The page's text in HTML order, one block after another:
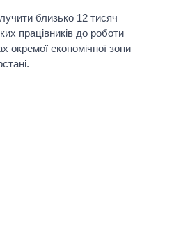
близько 12 тисяч
працівників до роботи
окремої економічної зони